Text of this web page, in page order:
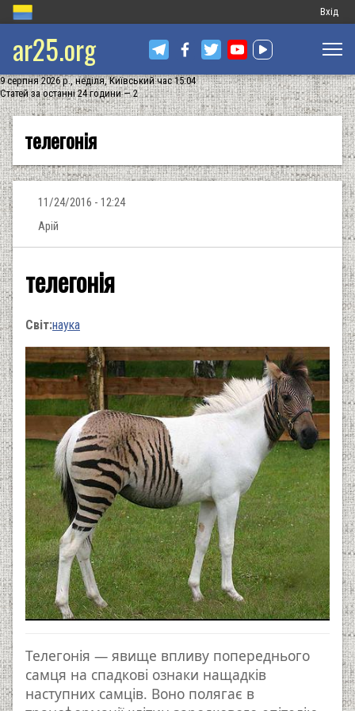
Меню
запису
Вхід
ar25.org
9 серпня 2026 р., неділя, Київський час 15:04
Статей за останні 24 години — 2
телегонія
11/24/2016 - 12:24
Арій
телегонія
Світ:наука
Телегонія — явище впливу попереднього
самця на спадкові ознаки нащадків
наступних самців. Воно полягає в